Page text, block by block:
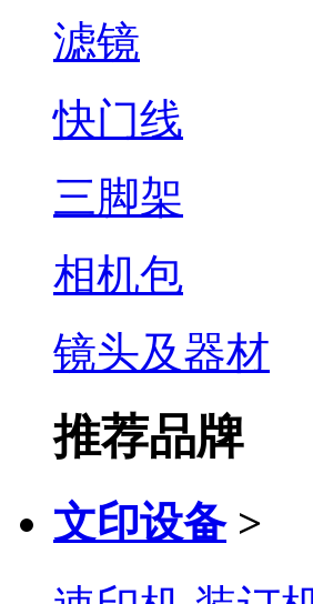
滤镜
快门线
三脚架
相机包
镜头及器材
推荐品牌
文印设备 >